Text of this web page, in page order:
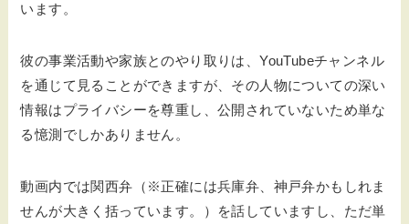
います。
彼の事業活動や家族とのやり取りは、YouTubeチャンネル
を通じて見ることができますが、その人物についての深い
情報はプライバシーを尊重し、公開されていないため単な
る憶測でしかありません。
動画内では関西弁（※正確には兵庫弁、神戸弁かもしれま
せんが大きく括っています。）を話していますし、ただ単